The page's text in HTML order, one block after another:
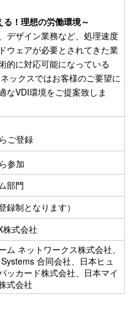
る！理想の労働環境～
デザイン業務など、処理速度
ウェアが必要とされてきた業
的に対応可能になっている
ックスではお客様のご要望に
なVDI環境をご提案致しま
ご登録
参加
部門
録制となります）
株式会社
ム ネットワークス株式会社、
合同会社、日本ヒュ
ッカード株式会社、日本マイ
式会社